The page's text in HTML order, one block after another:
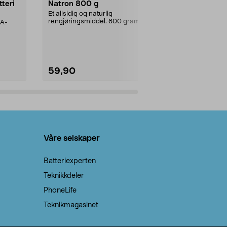
Natron 800 g
Et allsidig og naturlig
rengjøringsmiddel. 800 gram
59,90
Våre selskaper
Batteriexperten
Teknikkdeler
PhoneLife
Teknikmagasinet